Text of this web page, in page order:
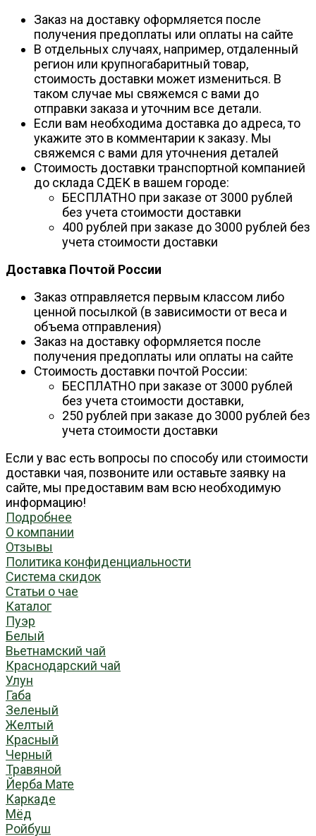
Заказ на доставку оформляется после
получения предоплаты или оплаты на сайте
В отдельных случаях, например, отдаленный
регион или крупногабаритный товар,
стоимость доставки может измениться. В
таком случае мы свяжемся с вами до
отправки заказа и уточним все детали.
Если вам необходима доставка до адреса, то
укажите это в комментарии к заказу. Мы
свяжемся с вами для уточнения деталей
Стоимость доставки транспортной компанией
до склада СДЕК в вашем городе:
БЕСПЛАТНО при заказе от 3000 рублей
без учета стоимости доставки
400 рублей при заказе до 3000 рублей без
учета стоимости доставки
Доставка Почтой России
Заказ отправляется первым классом либо
ценной посылкой (в зависимости от веса и
объема отправления)
Заказ на доставку оформляется после
получения предоплаты или оплаты на сайте
Стоимость доставки почтой России:
БЕСПЛАТНО при заказе от 3000 рублей
без учета стоимости доставки,
250 рублей при заказе до 3000 рублей без
учета стоимости доставки
Если у вас есть вопросы по способу или стоимости
доставки чая, позвоните или оставьте заявку на
сайте, мы предоставим вам всю необходимую
информацию!
Подробнее
О компании
Отзывы
Политика конфиденциальности
Система скидок
Статьи о чае
Каталог
Пуэр
Белый
Вьетнамский чай
Краснодарский чай
Улун
Габа
Зеленый
Желтый
Красный
Черный
Травяной
Йерба Мате
Каркаде
Мёд
Ройбуш